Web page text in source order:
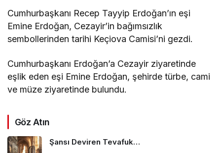
Cumhurbaşkanı Recep Tayyip Erdoğan’ın eşi
Emine Erdoğan, Cezayir’in bağımsızlık
sembollerinden tarihi Keçiova Camisi’ni gezdi.
Cumhurbaşkanı Erdoğan’a Cezayir ziyaretinde
eşlik eden eşi Emine Erdoğan, şehirde türbe, cami
ve müze ziyaretinde bulundu.
Göz Atın
Şansı Deviren Tevafuk…